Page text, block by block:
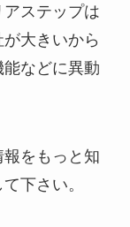
ステップは
大きいから
などに異動
をもっと知
下さい。